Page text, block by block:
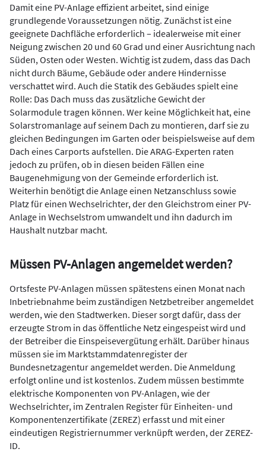
Damit eine PV-Anlage effizient arbeitet, sind einige
grundlegende Voraussetzungen nötig. Zunächst ist eine
geeignete Dachfläche erforderlich – idealerweise mit einer
Neigung zwischen 20 und 60 Grad und einer Ausrichtung nach
Süden, Osten oder Westen. Wichtig ist zudem, dass das Dach
nicht durch Bäume, Gebäude oder andere Hindernisse
verschattet wird. Auch die Statik des Gebäudes spielt eine
Rolle: Das Dach muss das zusätzliche Gewicht der
Solarmodule tragen können. Wer keine Möglichkeit hat, eine
Solarstromanlage auf seinem Dach zu montieren, darf sie zu
gleichen Bedingungen im Garten oder beispielsweise auf dem
Dach eines Carports aufstellen. Die ARAG-Experten raten
jedoch zu prüfen, ob in diesen beiden Fällen eine
Baugenehmigung von der Gemeinde erforderlich ist.
Weiterhin benötigt die Anlage einen Netzanschluss sowie
Platz für einen Wechselrichter, der den Gleichstrom einer PV-
Anlage in Wechselstrom umwandelt und ihn dadurch im
Haushalt nutzbar macht.
Müssen PV-Anlagen angemeldet werden?
Ortsfeste PV-Anlagen müssen spätestens einen Monat nach
Inbetriebnahme beim zuständigen Netzbetreiber angemeldet
werden, wie den Stadtwerken. Dieser sorgt dafür, dass der
erzeugte Strom in das öffentliche Netz eingespeist wird und
der Betreiber die Einspeisevergütung erhält. Darüber hinaus
müssen sie im Marktstammdatenregister der
Bundesnetzagentur angemeldet werden. Die Anmeldung
erfolgt online und ist kostenlos. Zudem müssen bestimmte
elektrische Komponenten von PV-Anlagen, wie der
Wechselrichter, im Zentralen Register für Einheiten- und
Komponentenzertifikate (ZEREZ) erfasst und mit einer
eindeutigen Registriernummer verknüpft werden, der ZEREZ-
ID.